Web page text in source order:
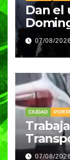
Dan el
83
un
07/08/2026
CIUDAD
07/08/2026